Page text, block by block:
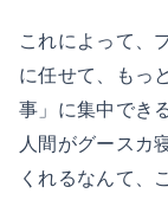
これによって、
に任せて、もっ
事」に集中でき
人間がグースカ
くれるなんて、